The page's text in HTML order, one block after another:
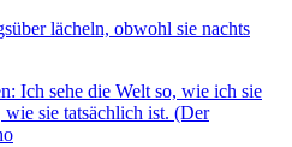
lächeln, obwohl sie nachts
Ich sehe die Welt so, wie ich sie
wie sie tatsächlich ist. (Der